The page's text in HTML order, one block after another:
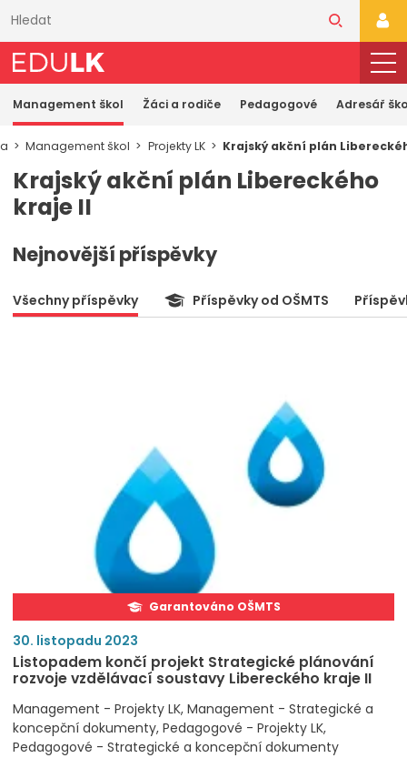
obsahu
Management škol Žáci a rodiče Pedagogové Adresář
Management škol Projekty LK Krajský akční plán
Krajský akční plán Libereckého
kraje II
Nejnovější příspěvky
Všechny příspěvky Příspěvky od OŠMTS
Garantováno OŠMTS
30. listopadu 2023
Listopadem končí projekt Strategické plánování
rozvoje vzdělávací soustavy Libereckého kraje II
Management - Projekty LK Management - Strategické a
koncepční dokumenty Pedagogové - Projekty LK
Pedagogové - Strategické a koncepční dokumenty